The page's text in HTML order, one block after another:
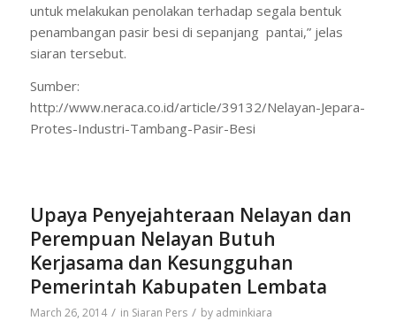
untuk melakukan penolakan terhadap segala bentuk
penambangan pasir besi di sepanjang pantai,” jelas
siaran tersebut.
Sumber:
http://www.neraca.co.id/article/39132/Nelayan-Jepara-
Protes-Industri-Tambang-Pasir-Besi
Upaya Penyejahteraan Nelayan dan
Perempuan Nelayan Butuh
Kerjasama dan Kesungguhan
Pemerintah Kabupaten Lembata
March 26, 2014 / in Siaran Pers / by adminkiara